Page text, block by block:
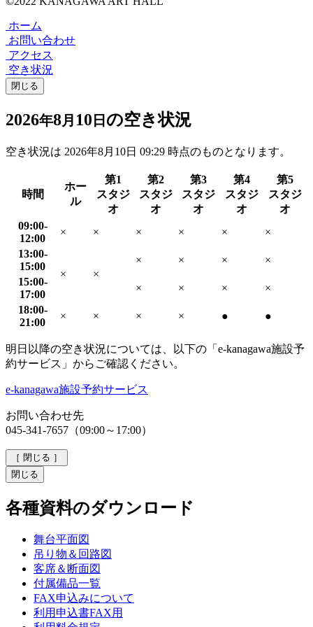
ホーム
お問い合わせ
アクセス
空き状況
閉じる
2026年8月 10 日 の空き状況
空き状況は 2026年8月10日 09:29 時点のものとなります。
時間
ホー
ル
第1
スタジ
オ
第2
スタジ
オ
第3
スタジ
オ
第4
スタジ
オ
第5
スタジ
オ
09:00-
12:00
× × × × ×
×
13:00-
15:00
× ×
× × ×
×
15:00-
17:00
× × ×
×
18:00-
21:00
× × × × ● ●
明日以降の空き状況については、以下の「e-kanagawa施設予
約サービス」からご確認ください。
e-kanagawa施設予約サービス
お問い合わせ先
045-341-7657（09:00～17:00）
［ 閉じる ］
閉じる
各種資料のダウンロード
舞台平面図
吊り物＆回路図
客席＆断面図
付属備品一覧
FAX申込みについて
利用申込書FAX用